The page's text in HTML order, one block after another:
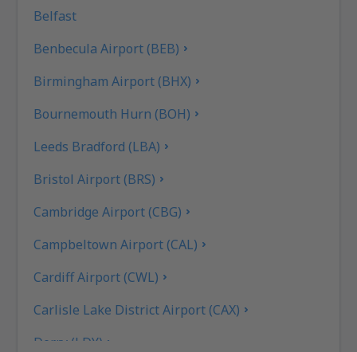
Belfast
Benbecula Airport (BEB)
Birmingham Airport (BHX)
Bournemouth Hurn (BOH)
Leeds Bradford (LBA)
Bristol Airport (BRS)
Cambridge Airport (CBG)
Campbeltown Airport (CAL)
Cardiff Airport (CWL)
Carlisle Lake District Airport (CAX)
Derry (LDY)